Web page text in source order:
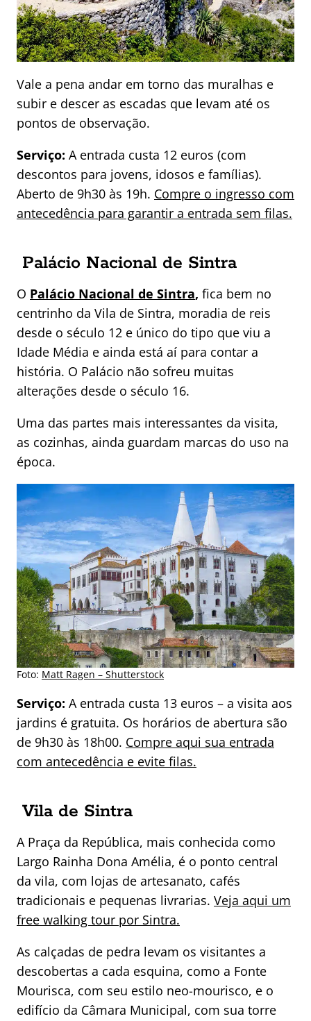
Vale a pena andar em torno das muralhas e
subir e descer as escadas que levam até os
pontos de observação.
Serviço: A entrada custa 12 euros (com
descontos para jovens, idosos e famílias).
Aberto de 9h30 às 19h. Compre o ingresso com
antecedência para garantir a entrada sem filas.
Palácio Nacional de Sintra
O Palácio Nacional de Sintra, fica bem no
centrinho da Vila de Sintra, moradia de reis
desde o século 12 e único do tipo que viu a
Idade Média e ainda está aí para contar a
história. O Palácio não sofreu muitas
alterações desde o século 16.
Uma das partes mais interessantes da visita,
as cozinhas, ainda guardam marcas do uso na
época.
Foto: Matt Ragen – Shutterstock
Serviço: A entrada custa 13 euros – a visita aos
jardins é gratuita. Os horários de abertura são
de 9h30 às 18h00. Compre aqui sua entrada
com antecedência e evite filas.
Vila de Sintra
A Praça da República, mais conhecida como
Largo Rainha Dona Amélia, é o ponto central
da vila, com lojas de artesanato, cafés
tradicionais e pequenas livrarias. Veja aqui um
free walking tour por Sintra.
As calçadas de pedra levam os visitantes a
descobertas a cada esquina, como a Fonte
Mourisca, com seu estilo neo-mourisco, e o
edifício da Câmara Municipal, com sua torre